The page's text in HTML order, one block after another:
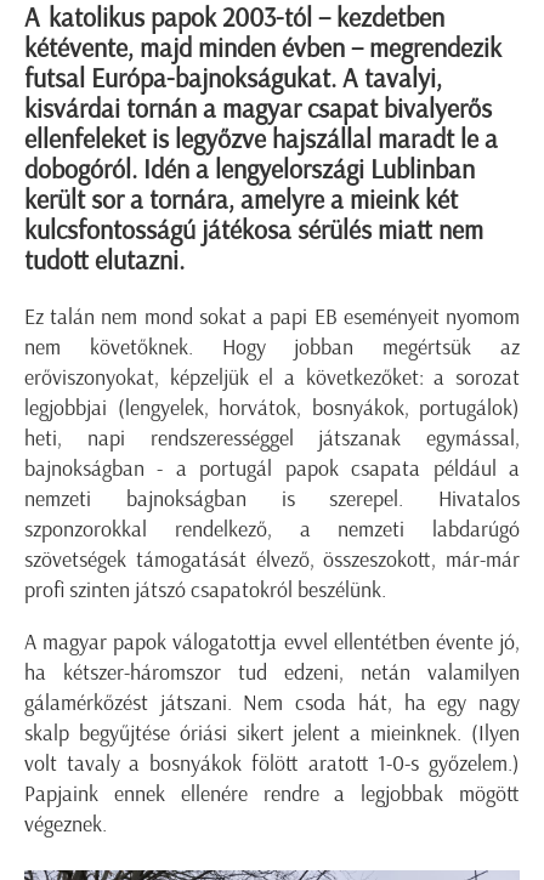
A katolikus papok 2003-tól – kezdetben
kétévente, majd minden évben – megrendezik
futsal Európa-bajnokságukat. A tavalyi,
kisvárdai tornán a magyar csapat bivalyerős
ellenfeleket is legyőzve hajszállal maradt le a
dobogóról. Idén a lengyelországi Lublinban
került sor a tornára, amelyre a mieink két
kulcsfontosságú játékosa sérülés miatt nem
tudott elutazni.
Ez talán nem mond sokat a papi EB eseményeit nyomom
nem követőknek. Hogy jobban megértsük az
erőviszonyokat, képzeljük el a következőket: a sorozat
legjobbjai (lengyelek, horvátok, bosnyákok, portugálok)
heti, napi rendszerességgel játszanak egymással,
bajnokságban - a portugál papok csapata például a
nemzeti bajnokságban is szerepel. Hivatalos
szponzorokkal rendelkező, a nemzeti labdarúgó
szövetségek támogatását élvező, összeszokott, már-már
profi szinten játszó csapatokról beszélünk.
A magyar papok válogatottja evvel ellentétben évente jó,
ha kétszer-háromszor tud edzeni, netán valamilyen
gálamérkőzést játszani. Nem csoda hát, ha egy nagy
skalp begyűjtése óriási sikert jelent a mieinknek. (Ilyen
volt tavaly a bosnyákok fölött aratott 1-0-s győzelem.)
Papjaink ennek ellenére rendre a legjobbak mögött
végeznek.